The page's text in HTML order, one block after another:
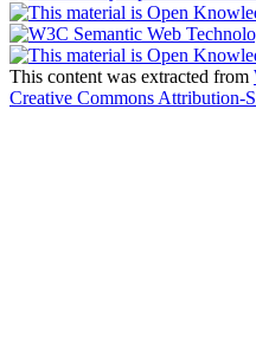
This content was extracted from
Creative Commons Attribution-